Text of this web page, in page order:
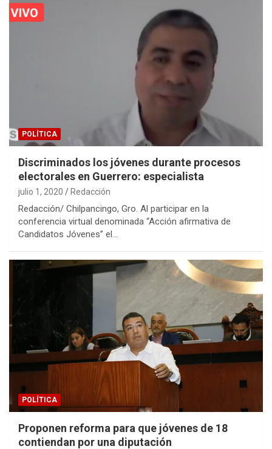
POLÍTICA
Discriminados los jóvenes durante procesos
electorales en Guerrero: especialista
julio 1, 2020 Redacción
Redacción/ Chilpancingo, Gro. Al participar en la
conferencia virtual denominada “Acción afirmativa de
Candidatos Jóvenes” el…
POLÍTICA
Proponen reforma para que jóvenes de 18
contiendan por una diputación